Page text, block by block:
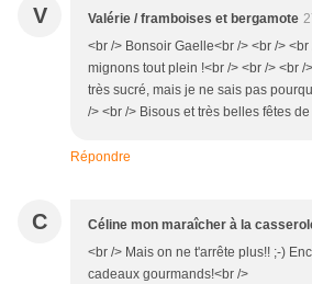
V Valérie / framboises et bergamote
<br /> Bonsoir Gaelle<br /> <br />
mignons tout plein !<br /> <br /> <br /
très sucré, mais je ne sais pas
/> <br /> Bisous et très belles fêtes
Répondre
C Céline mon maraîcher à la
<br /> Mais on ne t'arrête plus!! ;-)
cadeaux gourmands!<br />